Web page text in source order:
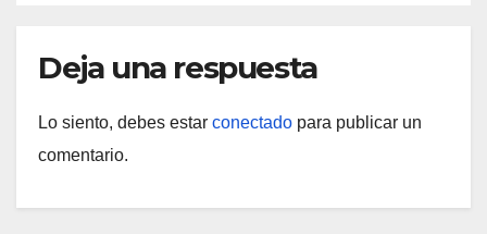
Deja una respuesta
Lo siento, debes estar conectado para publicar un
comentario.